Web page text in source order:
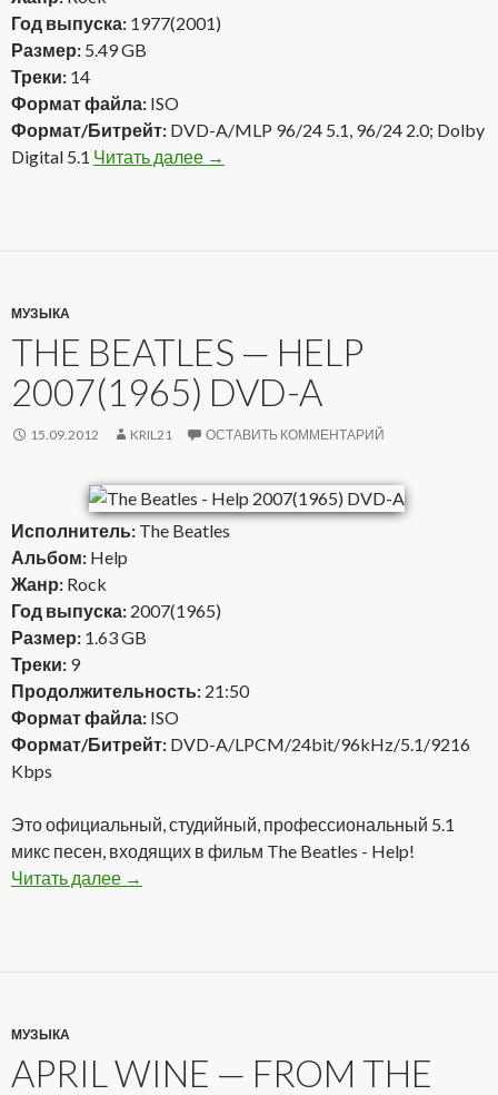
Год выпуска: 1977(2001)
Размер: 5.49 GB
Треки: 14
Формат файла: ISO
Формат/Битрейт: DVD-A/MLP 96/24 5.1, 96/24 2.0; Dolby
Digital 5.1 Читать далее Foreigner — Foreigner 1977(2001)
→
МУЗЫКА
THE BEATLES — HELP
2007(1965) DVD-A
15.09.2012 KRIL21 ОСТАВИТЬ КОММЕНТАРИЙ
Исполнитель: The Beatles
Альбом: Help
Жанр: Rock
Год выпуска: 2007(1965)
Размер: 1.63 GB
Треки: 9
Продолжительность: 21:50
Формат файла: ISO
Формат/Битрейт: DVD-A/LPCM/24bit/96kHz/5.1/9216
Kbps
Это официальный, студийный, профессиональный 5.1
микс песен, входящих в фильм The Beatles - Help!
Читать далее The Beatles — Help 2007(1965) DVD-A
→
МУЗЫКА
APRIL WINE — FROM THE